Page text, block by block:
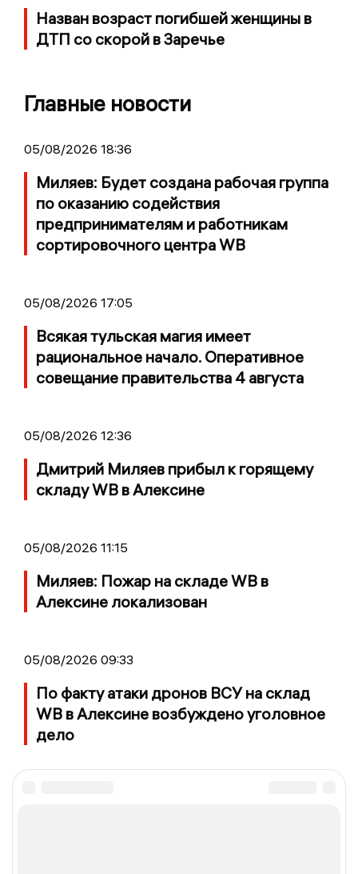
Назван возраст погибшей женщины в
ДТП со скорой в Заречье
Главные новости
05/08/2026 18:36
Миляев: Будет создана рабочая группа
по оказанию содействия
предпринимателям и работникам
сортировочного центра WB
05/08/2026 17:05
Всякая тульская магия имеет
рациональное начало. Оперативное
совещание правительства 4 августа
05/08/2026 12:36
Дмитрий Миляев прибыл к горящему
складу WB в Алексине
05/08/2026 11:15
Миляев: Пожар на складе WB в
Алексине локализован
05/08/2026 09:33
По факту атаки дронов ВСУ на склад
WB в Алексине возбуждено уголовное
дело